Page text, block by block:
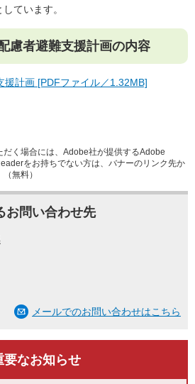
ています。
慮者避難支援計画の内容
援計画 [PDFファイル／1.32MB]
だく場合には、Adobe社が提供するAdobe
をお持ちでない方は、バナーのリンク先か
無料）
お問い合わせ先
メールでのお問い合わせはこちら
要なお知らせ